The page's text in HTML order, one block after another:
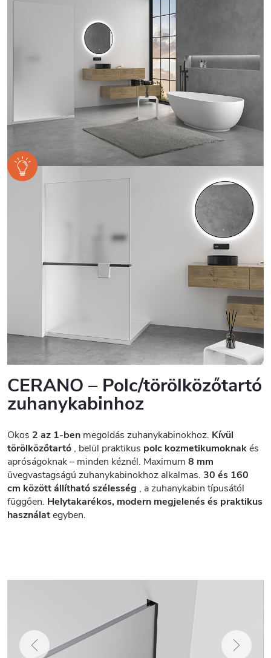
CERANO – Polc/törölközőtartó
zuhanykabinhoz
Okos 2 az 1-ben megoldás zuhanykabinokhoz. Kívül
törölközőtartó , belül praktikus polc kozmetikumoknakés
apróságoknak – minden kéznél. Maximum 8 mm
üvegvastagságú zuhanykabinokhoz alkalmas. 30 és 160
cm között állítható szélesség , a zuhanykabin típusától
függően. Helytakarékos, modern megjelenés és praktikus
használategyben.